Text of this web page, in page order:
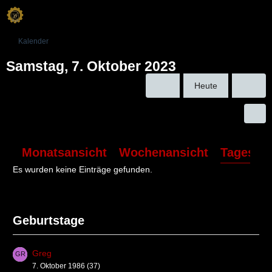
Kalender
Samstag, 7. Oktober 2023
Heute
Monatsansicht Wochenansicht
Es wurden keine Einträge gefunden.
Geburtstage
Greg
7. Oktober 1986 (37)